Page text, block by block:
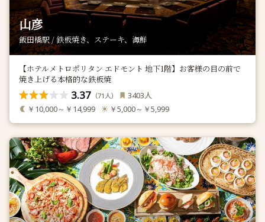
山彦
飯田橋駅 / 鉄板焼き、ステーキ、海鮮
【ホテルメトロポリタン エドモント 地下1階】お客様の目の前で
焼き上げる本格的な鉄板焼
3.37 （71 人） 3403人
￥10,000～￥14,999 ￥5,000～￥5,999